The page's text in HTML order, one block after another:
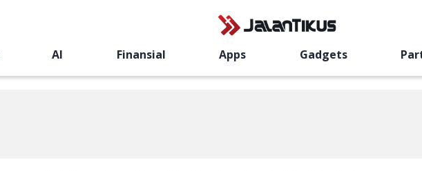
AI Finansial Apps Gadgets